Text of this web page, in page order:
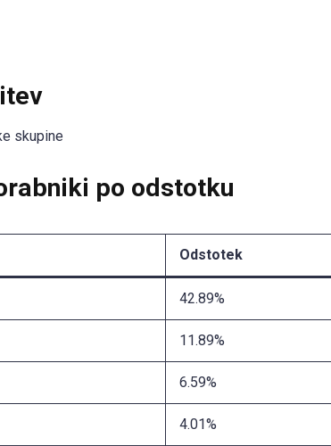
skupine
po odstotku
Odstotek
42.89%
11.89%
6.59%
4.01%